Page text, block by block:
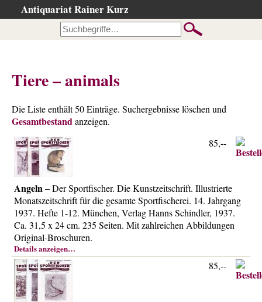
Antiquariat Rainer Kurz
…nach Beschreibung
…nach Kategorie
…nach Schlagwort
…nach Person
Neuzugänge
…der letzten Wochen
…der letzten Tage
Suchergebnisse
Ankauf
Warenkorb
Über uns
Kontakt
Tiere – animals
Die Liste enthält 50 Einträge. Suchergebnisse löschen und
Gesamtbestandanzeigen.
Angeln –Der Sportfischer. Die Kunstzeitschrift. Illustrierte
Monatszeitschrift für die gesamte Sportfischerei. 14. Jahrgang
1937. Hefte 1-12. München, Verlag Hanns Schindler, 1937.
Ca. 31,5 x 24 cm. 235 Seiten. Mit zahlreichen Abbildungen
Original-Broschuren.
Details anzeigen…
85,--
85,--